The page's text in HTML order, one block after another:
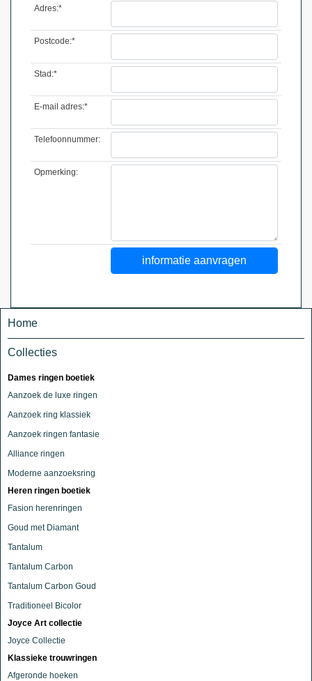
Adres:*
Postcode:*
Stad:*
E-mail adres:*
Telefoonnummer:
Opmerking:
Home
Collecties
Dames ringen boetiek
Aanzoek de luxe ringen
Aanzoek ring klassiek
Aanzoek ringen fantasie
Alliance ringen
Moderne aanzoeksring
Heren ringen boetiek
Fasion herenringen
Goud met Diamant
Tantalum
Tantalum Carbon
Tantalum Carbon Goud
Traditioneel Bicolor
Joyce Art collectie
Joyce Collectie
Klassieke trouwringen
Afgeronde hoeken